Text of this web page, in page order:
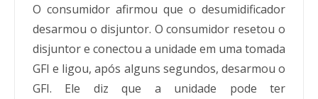
O consumidor afirmou que o desumidificador
desarmou o disjuntor. O consumidor resetou o
disjuntor e conectou a unidade em uma tomada
GFI e ligou, após alguns segundos, desarmou o
GFI. Ele diz que a unidade pode ter